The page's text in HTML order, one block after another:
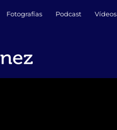
Fotografías Podcast Vídeos